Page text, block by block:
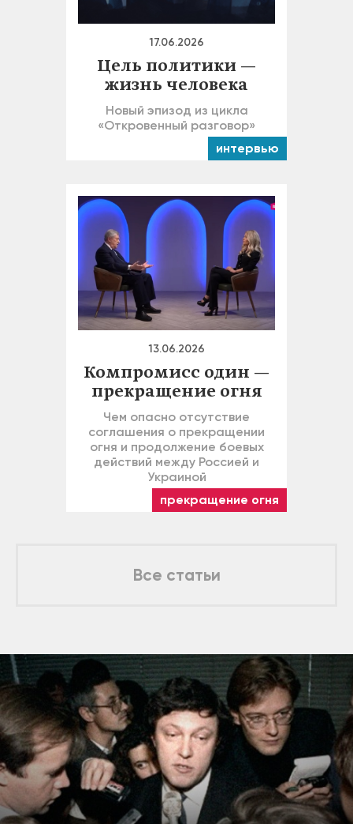
17.06.2026
Цель политики —
жизнь человека
Новый эпизод из цикла
«Откровенный разговор»
интервью
13.06.2026
Компромисс один —
прекращение огня
Чем опасно отсутствие
соглашения о прекращении
огня и продолжение боевых
действий между Россией и
Украиной
прекращение огня
Все статьи